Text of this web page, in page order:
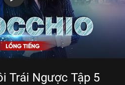
Trái Ngược Tập 5